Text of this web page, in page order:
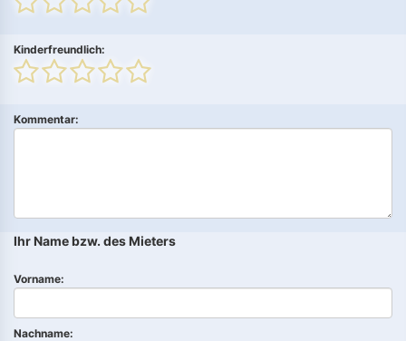
Kinderfreundlich:
Kommentar:
Ihr Name bzw. des Mieters
Vorname:
Nachname: